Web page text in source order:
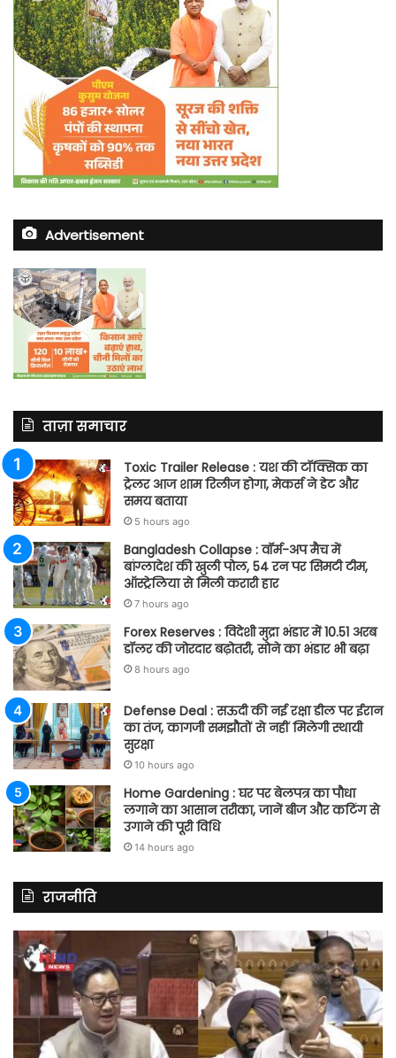
Advertisement
ताज़ा समाचार
Toxic Trailer Release : यश की टॉक्सिक का
ट्रेलर आज शाम रिलीज होगा, मेकर्स ने डेट और
समय बताया
5 hours ago
Bangladesh Collapse : वॉर्म-अप मैच में
बांग्लादेश की खुली पोल, 54 रन पर सिमटी टीम,
ऑस्ट्रेलिया से मिली करारी हार
7 hours ago
Forex Reserves : विदेशी मुद्रा भंडार में 10.51 अरब
डॉलर की जोरदार बढ़ोतरी, सोने का भंडार भी बढ़ा
8 hours ago
Defense Deal : सऊदी की नई रक्षा डील पर ईरान
का तंज, कागजी समझौतों से नहीं मिलेगी स्थायी
सुरक्षा
10 hours ago
Home Gardening : घर पर बेलपत्र का पौधा
लगाने का आसान तरीका, जानें बीज और कटिंग से
उगाने की पूरी विधि
14 hours ago
राजनीति